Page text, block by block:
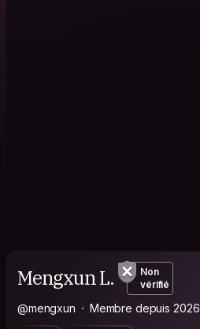
Mengxun L.
Non
vérifié
@mengxun Membre depuis 2026